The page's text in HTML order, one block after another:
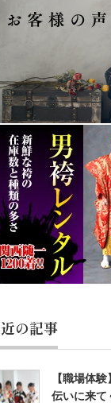
の記事
【職場体
伝いに来て